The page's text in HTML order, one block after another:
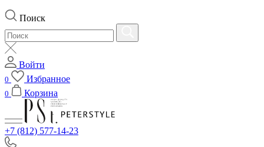
Поиск
Войти
0 Избранное
0 Корзина
+7 (812) 577-14-23